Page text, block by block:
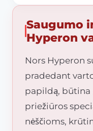
Saugumo
Hyperon
Nors Hyperon
pradedant
papildą, būtina
priežiūros
nėščioms,